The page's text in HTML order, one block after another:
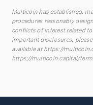
Multicoin has established,
procedures reasonably
conflicts of interest related
important disclosures,
available athttps://
https://multicoin.capital/